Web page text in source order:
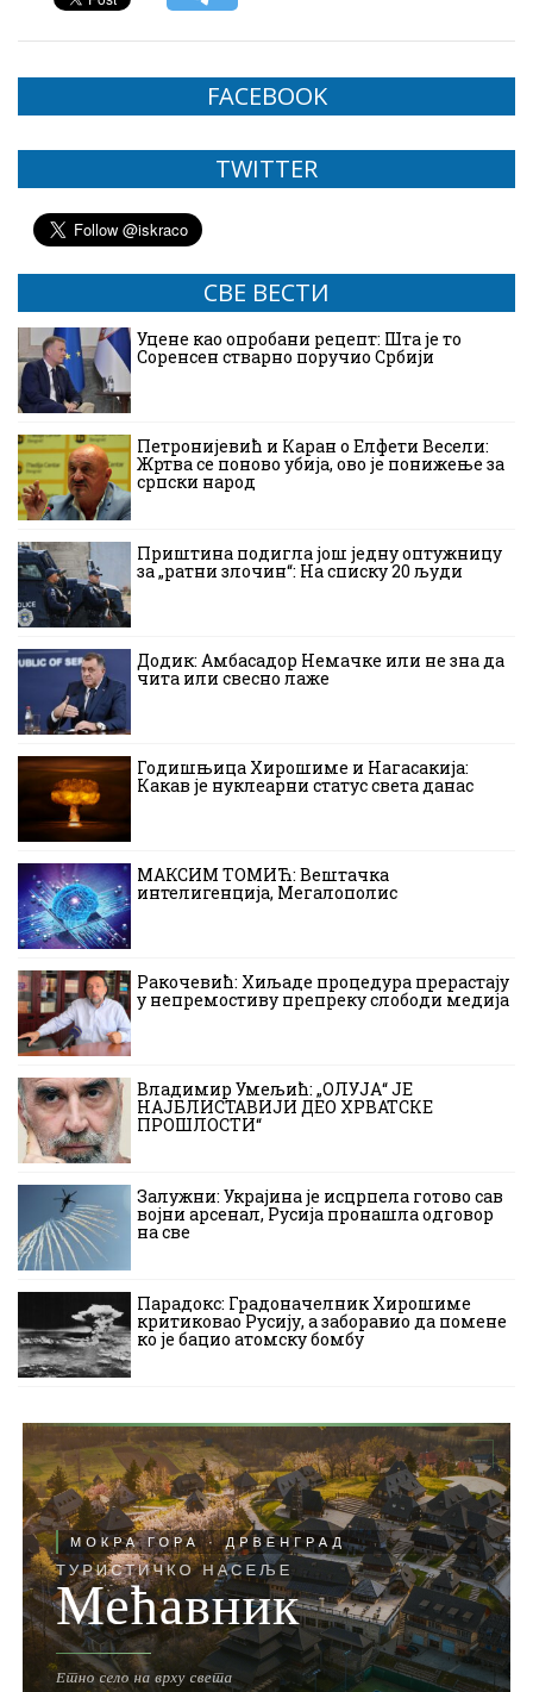
FACEBOOK
TWITTER
СВЕ ВЕСТИ
Уцене као опробани рецепт: Шта је то
Соренсен стварно поручио Србији
Петронијевић и Каран о Елфети Весели:
Жртва се поново убија, ово је понижење за
српски народ
Приштина подигла још једну оптужницу
за „ратни злочин“: На списку 20 људи
Додик: Амбасадор Немачке или не зна да
чита или свесно лаже
Годишњица Хирошиме и Нагасакија:
Какав је нуклеарни статус света данас
МАКСИМ ТОМИЋ: Вештачка
интелигенција, Мегалополис
Ракочевић: Хиљаде процедура прерастају
у непремостиву препреку слободи медија
Владимир Умељић: „ОЛУЈА“ ЈЕ
НАЈБЛИСТАВИЈИ ДЕО ХРВАТСКЕ
ПРОШЛОСТИ“
Залужни: Украјина је исцрпела готово сав
војни арсенал, Русија пронашла одговор
на све
Парадокс: Градоначелник Хирошиме
критиковао Русију, а заборавио да помене
ко је бацио атомску бомбу